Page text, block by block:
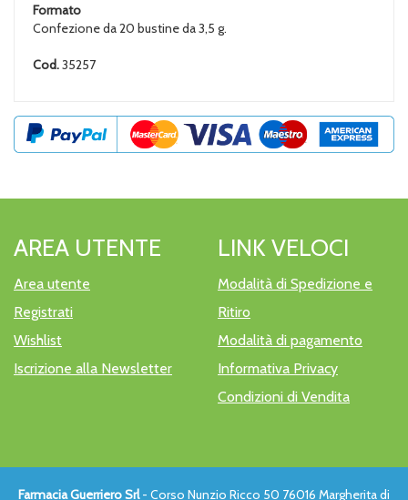
Formato
Confezione da 20 bustine da 3,5 g.
Cod.35257
AREA UTENTE
Area utente
Registrati
Wishlist
Iscrizione alla Newsletter
LINK VELOCI
Modalità di Spedizione e
Ritiro
Modalità di pagamento
Informativa Privacy
Condizioni di Vendita
Farmacia Guerriero Srl- Corso Nunzio Ricco 50 76016 Margherita di